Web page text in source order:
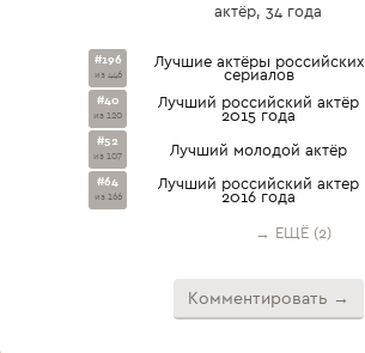
актёр, 34 года
#196
из 446
Лучшие актёры российских
сериалов
#40
из 120
Лучший российский актёр
2015 года
#52
из 107 Лучший молодой актёр
#64
из 166
Лучший российский актер
2016 года
→ ЕЩЁ (2)
Комментировать →